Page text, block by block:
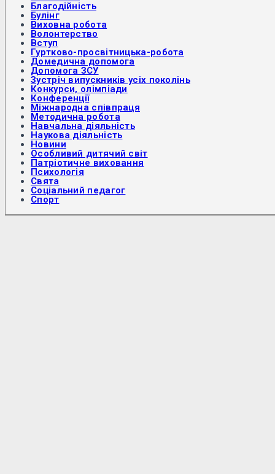
Благодійність
Булінг
Виховна робота
Волонтерство
Вступ
Гуртково-просвітницька-робота
Домедична допомога
Допомога ЗСУ
Зустріч випускників усіх поколінь
Конкурси, олімпіади
Конференції
Міжнародна співпраця
Методична робота
Навчальна діяльність
Наукова діяльність
Новини
Особливий дитячий світ
Патріотичне виховання
Психологія
Свята
Соціальний педагог
Спорт